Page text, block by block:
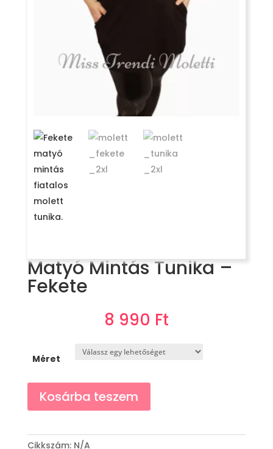
Matyó Mintás Tunika –
Fekete
8 990 Ft
Méret
Mintás
Fekete
Kosárba teszem
Cikkszám: N/A